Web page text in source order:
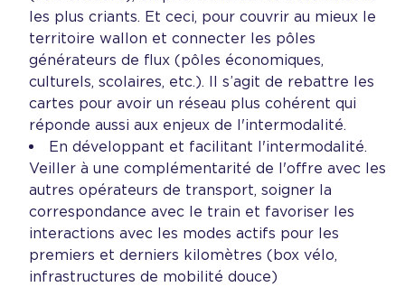
les plus criants. Et ceci, pour couvrir au mieux le
territoire wallon et connecter les pôles
générateurs de flux (pôles économiques,
culturels, scolaires, etc.). Il s’agit de rebattre les
cartes pour avoir un réseau plus cohérent qui
réponde aussi aux enjeux de l'intermodalité.
En développant et facilitant l'intermodalité.
Veiller à une complémentarité de l'offre avec les
autres opérateurs de transport, soigner la
correspondance avec le train et favoriser les
interactions avec les modes actifs pour les
premiers et derniers kilomètres (box vélo,
infrastructures de mobilité douce)